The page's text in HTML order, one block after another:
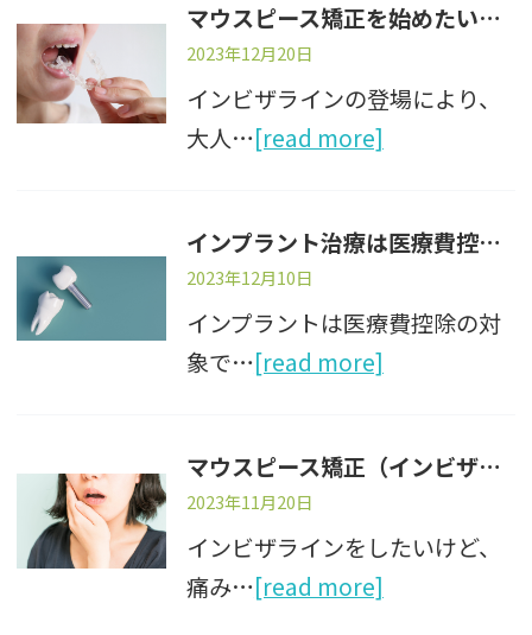
マウスピース矯正を始めたいけど年齢的に大丈夫？
2023年12月20日
インビザラインの登場により、
大人…[read more]
インプラント治療は医療費控除の対象です
2023年12月10日
インプラントは医療費控除の対
象で…[read more]
マウスピース矯正（インビザライン）は痛い？
2023年11月20日
インビザラインをしたいけど、
痛み…[read more]